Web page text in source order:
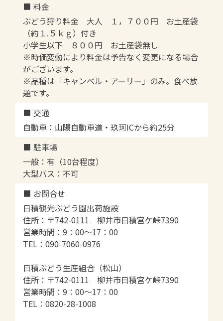
料金
ぶどう狩り料金 大人 １，７００円 お土産袋
（約１.５ｋｇ）付き
小学生以下 ８００円 お土産袋無し
※時価変動により料金は予告なく変更になる場合
がございます。
※品種は「キャンベル・アーリー」のみ。食べ放
題です。
交通
自動車：山陽自動車道・玖珂ICから約25分
駐車場
一般：有（10台程度）
大型バス：不可
お問合せ
日積観光ぶどう園出荷施設
住所：〒742-0111 柳井市日積宮ケ峠7390
営業時間：9：00～17：00
TEL：090-7060-0976
日積ぶどう生産組合（松山）
住所：〒742-0111 柳井市日積宮ケ峠7390
営業時間：9：00～17：00
TEL：0820-28-1008